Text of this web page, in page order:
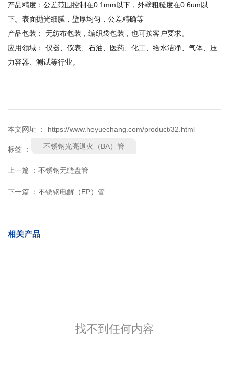
产品精度：公差范围控制在0.1mm以下，外壁粗糙度在0.6um以
下。表面抛光细腻，壁厚均匀，公差精确等
产品包装： 无纺布包装，编织袋包装，也可按客户要求。
应用领域： 仪器、仪表、石油、医药、化工、给水洁净、气体、压
力容器、测试等行业。
本文网址 ： https://www.heyuechang.com/product/32.html
标签 ： 不锈钢光亮退火（BA）管
上一篇 ： 不锈钢无缝盘管
下一篇 ： 不锈钢电解（EP）管
相关产品
找不到任何内容